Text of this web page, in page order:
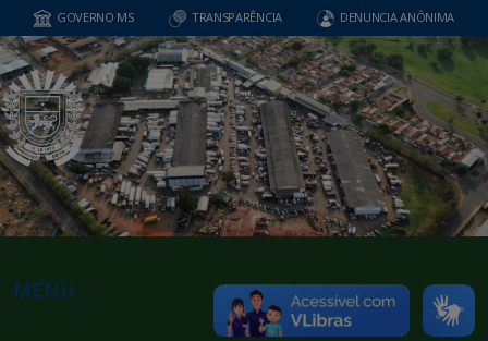
GOVERNO MS TRANSPARÊNCIA DENUNCIA ANÔNIMA
MENU